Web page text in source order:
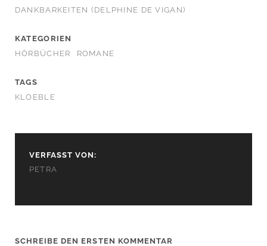
DANKBARKEITEN (DELPHINE DE VIGAN)
KATEGORIEN
HÖRBÜCHER
ROMANE
TAGS
KLOEBLE
VERFASST VON:
PETRA
SCHREIBE DEN ERSTEN KOMMENTAR